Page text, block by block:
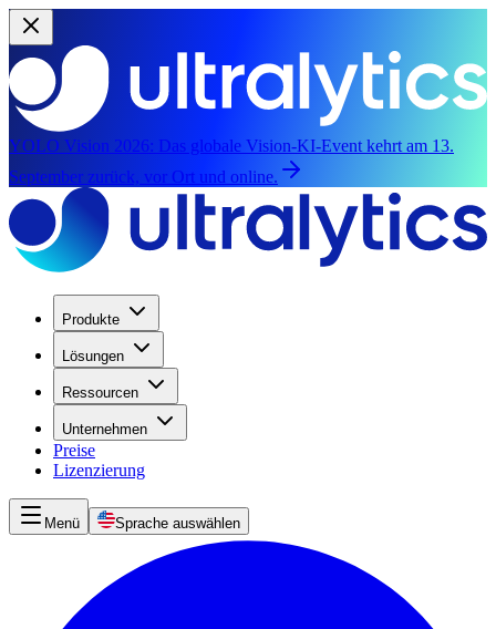
YOLO Vision 2026: Das globale Vision-KI-Event kehrt am 13.
September zurück, vor Ort und online.
Produkte
Lösungen
Ressourcen
Unternehmen
Preise
Lizenzierung
Menü Sprache auswählen